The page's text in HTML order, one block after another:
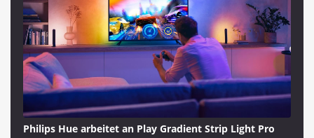
Philips Hue arbeitet an Play Gradient Strip Light Pro